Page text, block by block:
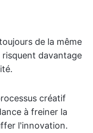
de la même
risquent davantage
créatif
à freiner la
l'innovation.